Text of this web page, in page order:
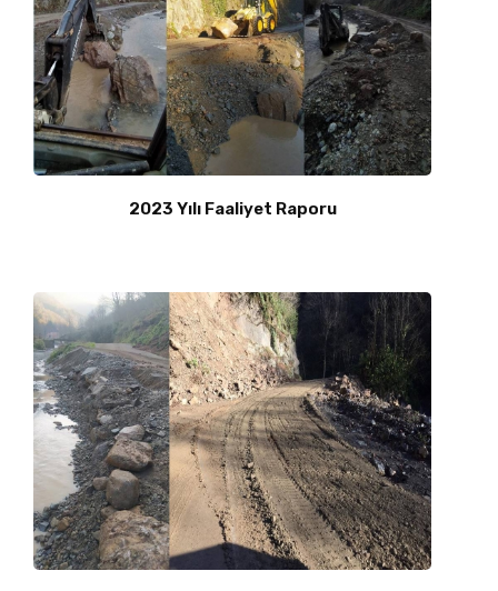
2023 Yılı Faaliyet Raporu